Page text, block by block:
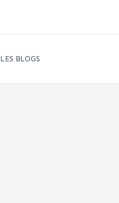
LES BLOGS